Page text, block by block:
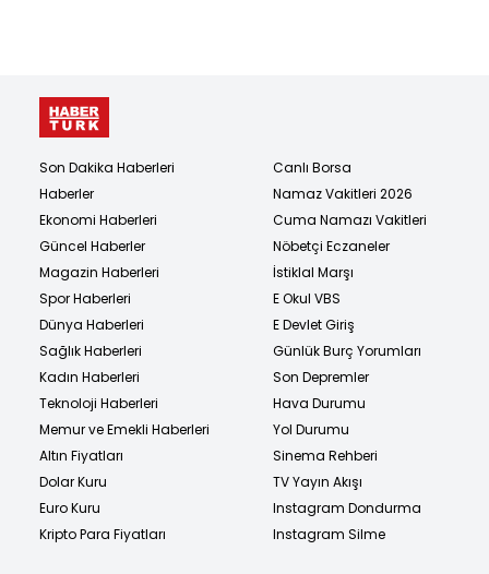
Son Dakika Haberleri
Haberler
Ekonomi Haberleri
Güncel Haberler
Magazin Haberleri
Spor Haberleri
Dünya Haberleri
Sağlık Haberleri
Kadın Haberleri
Teknoloji Haberleri
Memur ve Emekli Haberleri
Altın Fiyatları
Dolar Kuru
Euro Kuru
Kripto Para Fiyatları
Canlı Borsa
Namaz Vakitleri 2026
Cuma Namazı Vakitleri
Nöbetçi Eczaneler
İstiklal Marşı
E Okul VBS
E Devlet Giriş
Günlük Burç Yorumları
Son Depremler
Hava Durumu
Yol Durumu
Sinema Rehberi
TV Yayın Akışı
Instagram Dondurma
Instagram Silme